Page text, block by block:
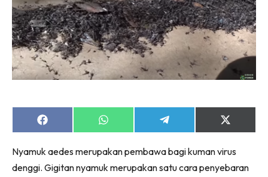
Share
on
Share
on
Share
on
Share
on
(Twitter)
Nyamuk aedes merupakan pembawa bagi kuman virus
denggi. Gigitan nyamuk merupakan satu cara penyebaran